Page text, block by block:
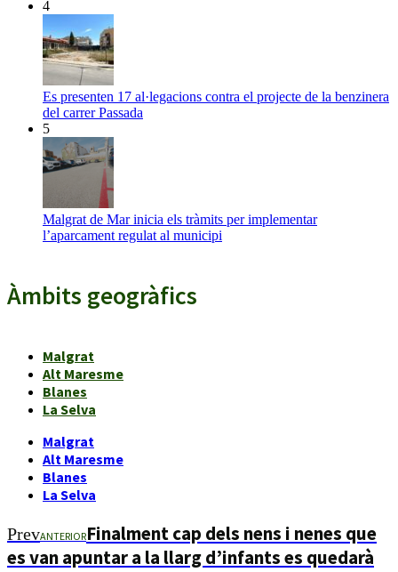
4
Es presenten 17 al·legacions contra el projecte de la benzinera
del carrer Passada
5
Malgrat de Mar inicia els tràmits per implementar
l’aparcament regulat al municipi
Àmbits geogràfics
Malgrat
Alt Maresme
Blanes
La Selva
Malgrat
Alt Maresme
Blanes
La Selva
PrevANTERIORFinalment cap dels nens i nenes que
es van apuntar a la llarg d’infants es quedarà